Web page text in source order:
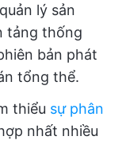
lý sản
tảng thống
bản phát
tổng thể.
thiểu sự phân
nhất nhiều